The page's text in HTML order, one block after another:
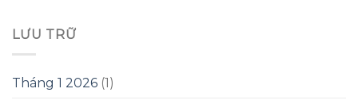
LƯU TRỮ
Tháng 1 2026 (1)